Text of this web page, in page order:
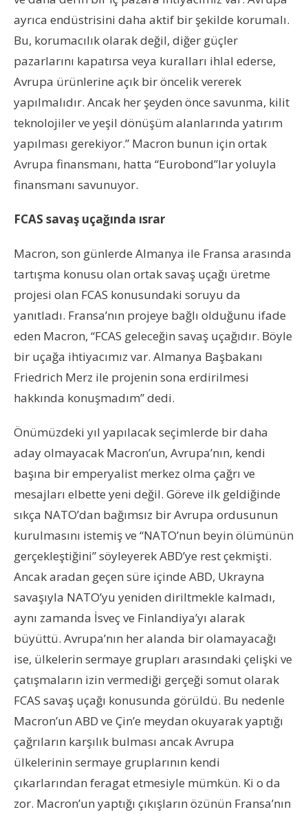
ayrıca endüstrisini daha aktif bir şekilde korumalı.
Bu, korumacılık olarak değil, diğer güçler
pazarlarını kapatırsa veya kuralları ihlal ederse,
Avrupa ürünlerine açık bir öncelik vererek
yapılmalıdır. Ancak her şeyden önce savunma, kilit
teknolojiler ve yeşil dönüşüm alanlarında yatırım
yapılması gerekiyor.” Macron bunun için ortak
Avrupa finansmanı, hatta “Eurobond”lar yoluyla
finansmanı savunuyor.
FCAS savaş uçağında ısrar
Macron, son günlerde Almanya ile Fransa arasında
tartışma konusu olan ortak savaş uçağı üretme
projesi olan FCAS konusundaki soruyu da
yanıtladı. Fransa’nın projeye bağlı olduğunu ifade
eden Macron, “FCAS geleceğin savaş uçağıdır. Böyle
bir uçağa ihtiyacımız var. Almanya Başbakanı
Friedrich Merz ile projenin sona erdirilmesi
hakkında konuşmadım” dedi.
Önümüzdeki yıl yapılacak seçimlerde bir daha
aday olmayacak Macron’un, Avrupa’nın, kendi
başına bir emperyalist merkez olma çağrı ve
mesajları elbette yeni değil. Göreve ilk geldiğinde
sıkça NATO’dan bağımsız bir Avrupa ordusunun
kurulmasını istemiş ve “NATO’nun beyin ölümünün
gerçekleştiğini” söyleyerek ABD’ye rest çekmişti.
Ancak aradan geçen süre içinde ABD, Ukrayna
savaşıyla NATO’yu yeniden diriltmekle kalmadı,
aynı zamanda İsveç ve Finlandiya’yı alarak
büyüttü. Avrupa’nın her alanda bir olamayacağı
ise, ülkelerin sermaye grupları arasındaki çelişki ve
çatışmaların izin vermediği gerçeği somut olarak
FCAS savaş uçağı konusunda görüldü. Bu nedenle
Macron’un ABD ve Çin’e meydan okuyarak yaptığı
çağrıların karşılık bulması ancak Avrupa
ülkelerinin sermaye gruplarının kendi
çıkarlarından feragat etmesiyle mümkün. Ki o da
zor. Macron’un yaptığı çıkışların özünün Fransa’nın